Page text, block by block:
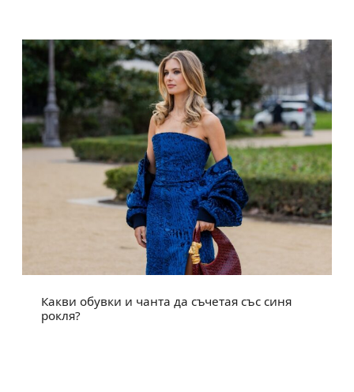
Какви обувки и чанта да съчетая със синя
рокля?